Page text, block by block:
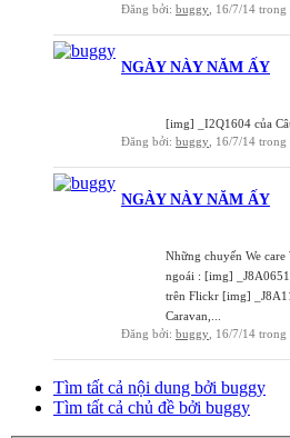
Đăng bởi: buggy 16/7/14 trong
NGÀY NÀY NĂM ẤY
[img] _I2Q1604 của
Đăng bởi: buggy 16/7/14 trong
NGÀY NÀY NĂM ẤY
Những chuyến We care
ngoái : [img] _J8A0651
trên Flickr [img]
Caravan,...
Đăng bởi: buggy 16/7/14 trong
Tìm tất cả nội dung bởi buggy
Tìm tất cả chủ đề bởi buggy